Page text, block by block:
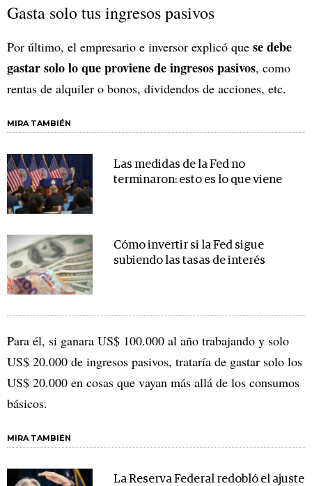
Gasta solo tus ingresos pasivos
Por último, el empresario e inversor explicó que se debe
gastar solo lo que proviene de ingresos pasivos, como
rentas de alquiler o bonos, dividendos de acciones, etc.
MIRA TAMBIÉN
Las medidas de la Fed no
terminaron: esto es lo que viene
Cómo invertir si la Fed sigue
subiendo las tasas de interés
Para él, si ganara US$ 100.000 al año trabajando y solo
US$ 20.000 de ingresos pasivos, trataría de gastar solo los
US$ 20.000 en cosas que vayan más allá de los consumos
básicos.
MIRA TAMBIÉN
La Reserva Federal redobló el ajuste